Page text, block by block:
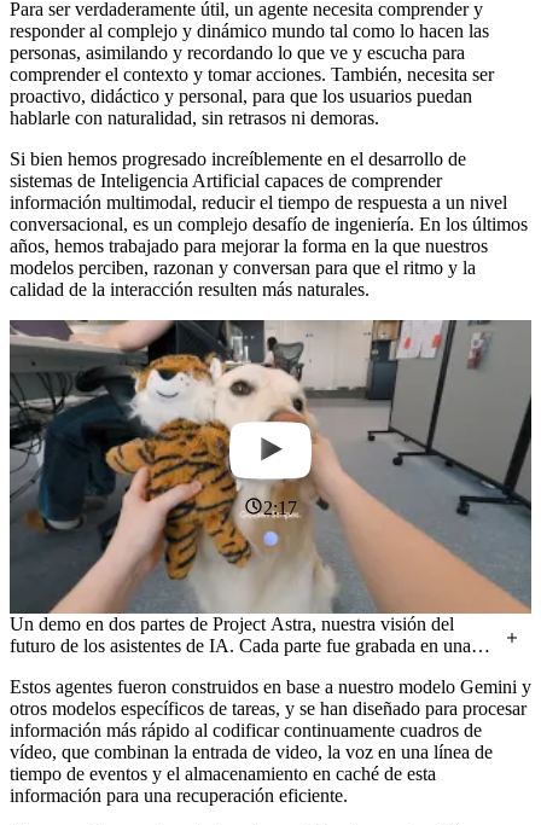
Para ser verdaderamente útil, un agente necesita comprender y
responder al complejo y dinámico mundo tal como lo hacen las
personas, asimilando y recordando lo que ve y escucha para
comprender el contexto y tomar acciones. También, necesita ser
proactivo, didáctico y personal, para que los usuarios puedan
hablarle con naturalidad, sin retrasos ni demoras.
Si bien hemos progresado increíblemente en el desarrollo de
sistemas de Inteligencia Artificial capaces de comprender
información multimodal, reducir el tiempo de respuesta a un nivel
conversacional, es un complejo desafío de ingeniería. En los últimos
años, hemos trabajado para mejorar la forma en la que nuestros
modelos perciben, razonan y conversan para que el ritmo y la
calidad de la interacción resulten más naturales.
2:17
Un demo en dos partes de Project Astra, nuestra visión del
futuro de los asistentes de IA. Cada parte fue grabada en una
Estos agentes fueron construidos en base a nuestro modelo Gemini y
otros modelos específicos de tareas, y se han diseñado para procesar
información más rápido al codificar continuamente cuadros de
vídeo, que combinan la entrada de video, la voz en una línea de
tiempo de eventos y el almacenamiento en caché de esta
información para una recuperación eficiente.